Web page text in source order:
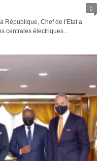
0
République, Chef de l'Etat a
centrales électriques...